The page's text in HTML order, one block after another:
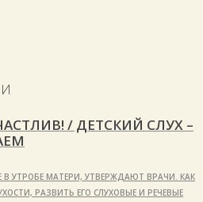
/ ДЕТСКИЙ СЛУХ –
В УТРОБЕ МАТЕРИ, УТВЕРЖДАЮТ ВРАЧИ. КАК
РАЗВИТЬ ЕГО СЛУХОВЫЕ И РЕЧЕВЫЕ